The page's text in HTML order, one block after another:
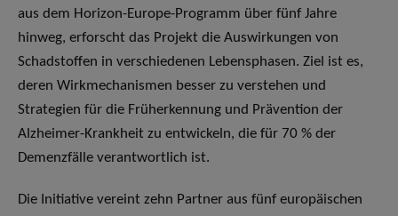
aus dem Horizon-Europe-Programm über fünf Jahre
hinweg, erforscht das Projekt die Auswirkungen von
Schadstoffen in verschiedenen Lebensphasen. Ziel ist es,
deren Wirkmechanismen besser zu verstehen und
Strategien für die Früherkennung und Prävention der
Alzheimer-Krankheit zu entwickeln, die für 70 % der
Demenzfälle verantwortlich ist.
Die Initiative vereint zehn Partner aus fünf europäischen